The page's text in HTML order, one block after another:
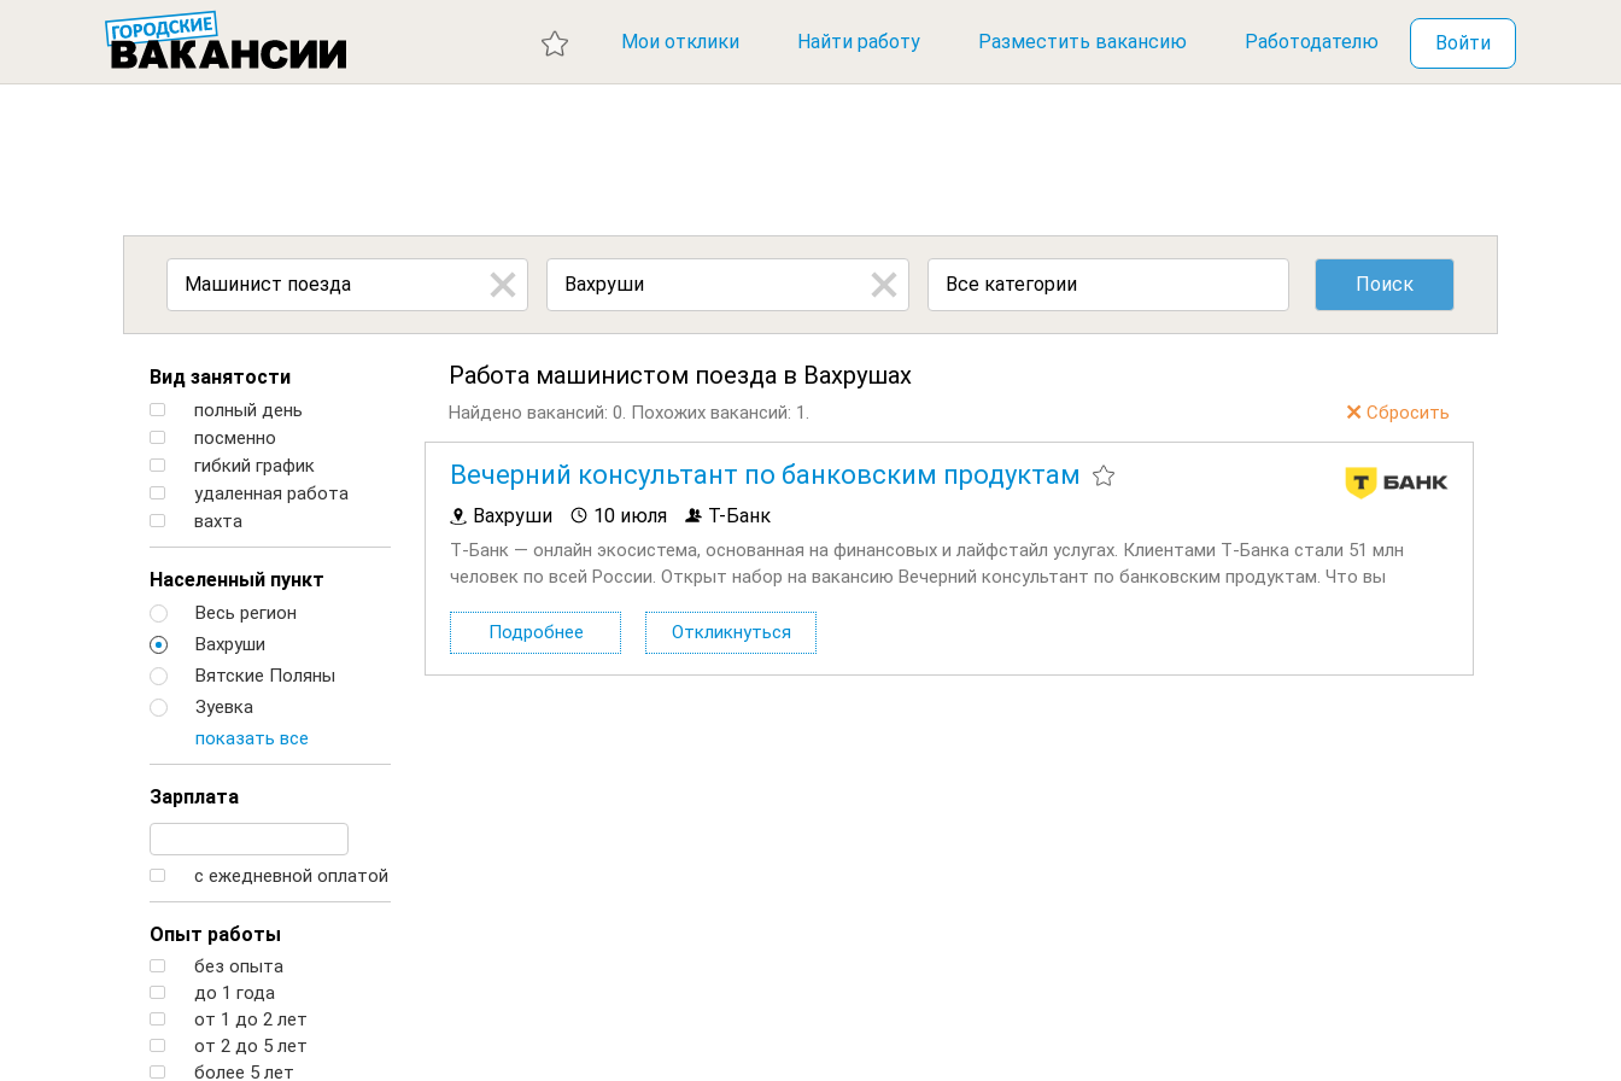
ГОРОДСКИЕ ВАКАНСИИ
Мои отклики Найти работу Разместить вакансию Работодателю Войти
Все категории
Вид занятости
полный день
посменно
гибкий график
удаленная работа
вахта
Населенный пункт
Весь регион
Вахруши
Вятские Поляны
Зуевка
показать все
Зарплата
с ежедневной оплатой
Опыт работы
без опыта
до 1 года
от 1 до 2 лет
от 2 до 5 лет
более 5 лет
Работа машинистом поезда в Вахрушах
Найдено вакансий: 0. Похожих вакансий: 1. Сбросить
Вечерний консультант по банковским продуктам
Вахруши 10 июля Т-Банк
Т‑Банк — онлайн экосистема, основанная на финансовых и лайфстайл услугах. Клиентами Т‑Банка стали 51 млн
человек по всей России. Открыт набор на вакансию Вечерний консультант по банковским продуктам. Что вы
Подробнее
Откликнуться